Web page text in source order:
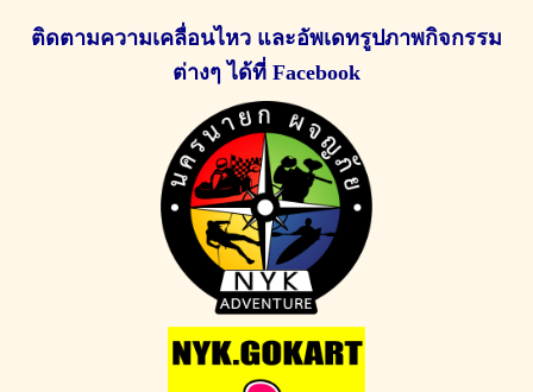
ติดตามความเคลื่อนไหว และอัพเดทรูปภาพกิจกรรม
ต่างๆได้ที่ Facebook